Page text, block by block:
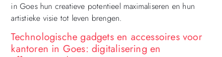
in Goes hun creatieve potentieel maximaliseren en hun
artistieke visie tot leven brengen.
Technologische gadgets en accessoires voor
kantoren in Goes: digitalisering en